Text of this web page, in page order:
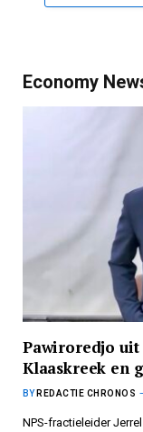
Economy
Pawiroredjo
Klaaskreek en
BY REDACTIE CHRONOS
NPS-fractieleider